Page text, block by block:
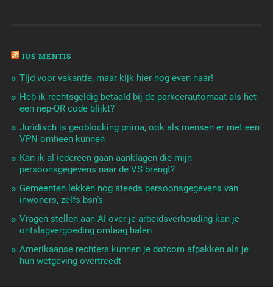
IUS MENTIS
Tijd voor vakantie, maar kijk hier nog even naar!
Heb ik rechtsgeldig betaald bij de parkeerautomaat als het
een nep-QR code blijkt?
Juridisch is geoblocking prima, ook als mensen er met een
VPN omheen kunnen
Kan ik al iedereen gaan aanklagen die mijn
persoonsgegevens naar de VS brengt?
Gemeenten lekken nog steeds persoonsgegevens van
inwoners, zelfs bsn’s
Vragen stellen aan AI over je arbeidsverhouding kan je
ontslagvergoeding omlaag halen
Amerikaanse rechters kunnen je dotcom afpakken als je
hun wetgeving overtreedt